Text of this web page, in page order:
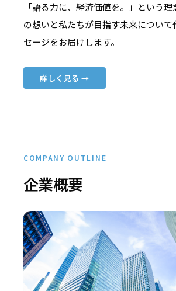
「語る力に、経済価値を。」という
の想いと私たちが目指す未来について
セージをお届けします。
詳しく見る →
COMPANY OUTLINE
企業概要